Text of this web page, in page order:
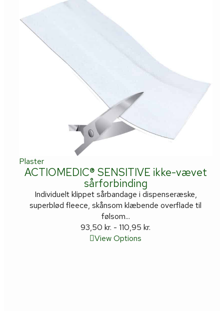
Plaster
ACTIOMEDIC® SENSITIVE ikke-vævet
sårforbinding
Individuelt klippet sårbandage i dispenseræske,
superblød fleece, skånsom klæbende overflade til
følsom...
93,50kr. -110,95kr.
View Options